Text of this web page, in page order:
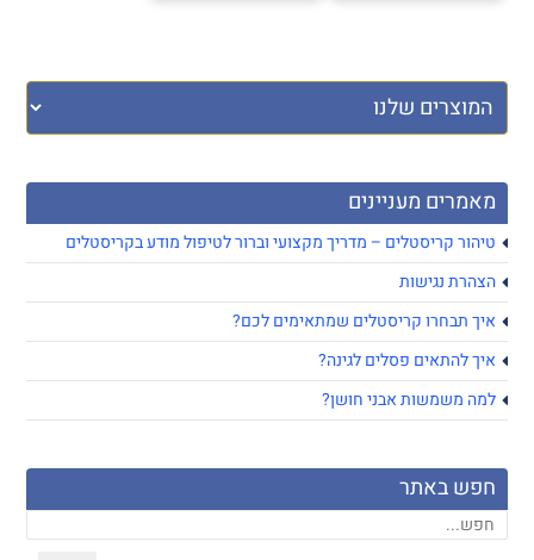
מאמרים מעניינים
טיהור קריסטלים – מדריך מקצועי וברור לטיפול מודע בקריסטלים
הצהרת נגישות
איך תבחרו קריסטלים שמתאימים לכם?
איך להתאים פסלים לגינה?
למה משמשות אבני חושן?
חפש באתר